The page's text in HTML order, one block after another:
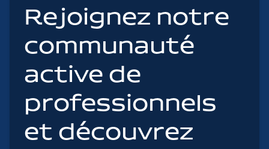
Rejoignez notre
communauté
active de
professionnels
et découvrez